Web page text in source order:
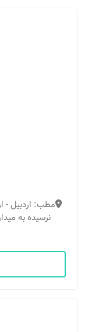
مطب: اردبیل -
نرسیده به